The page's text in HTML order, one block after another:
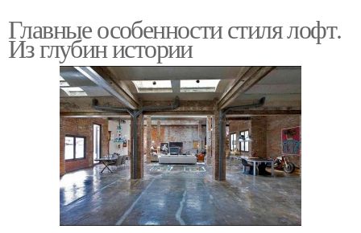
Главные особенности стиля лофт.
Из глубин истории